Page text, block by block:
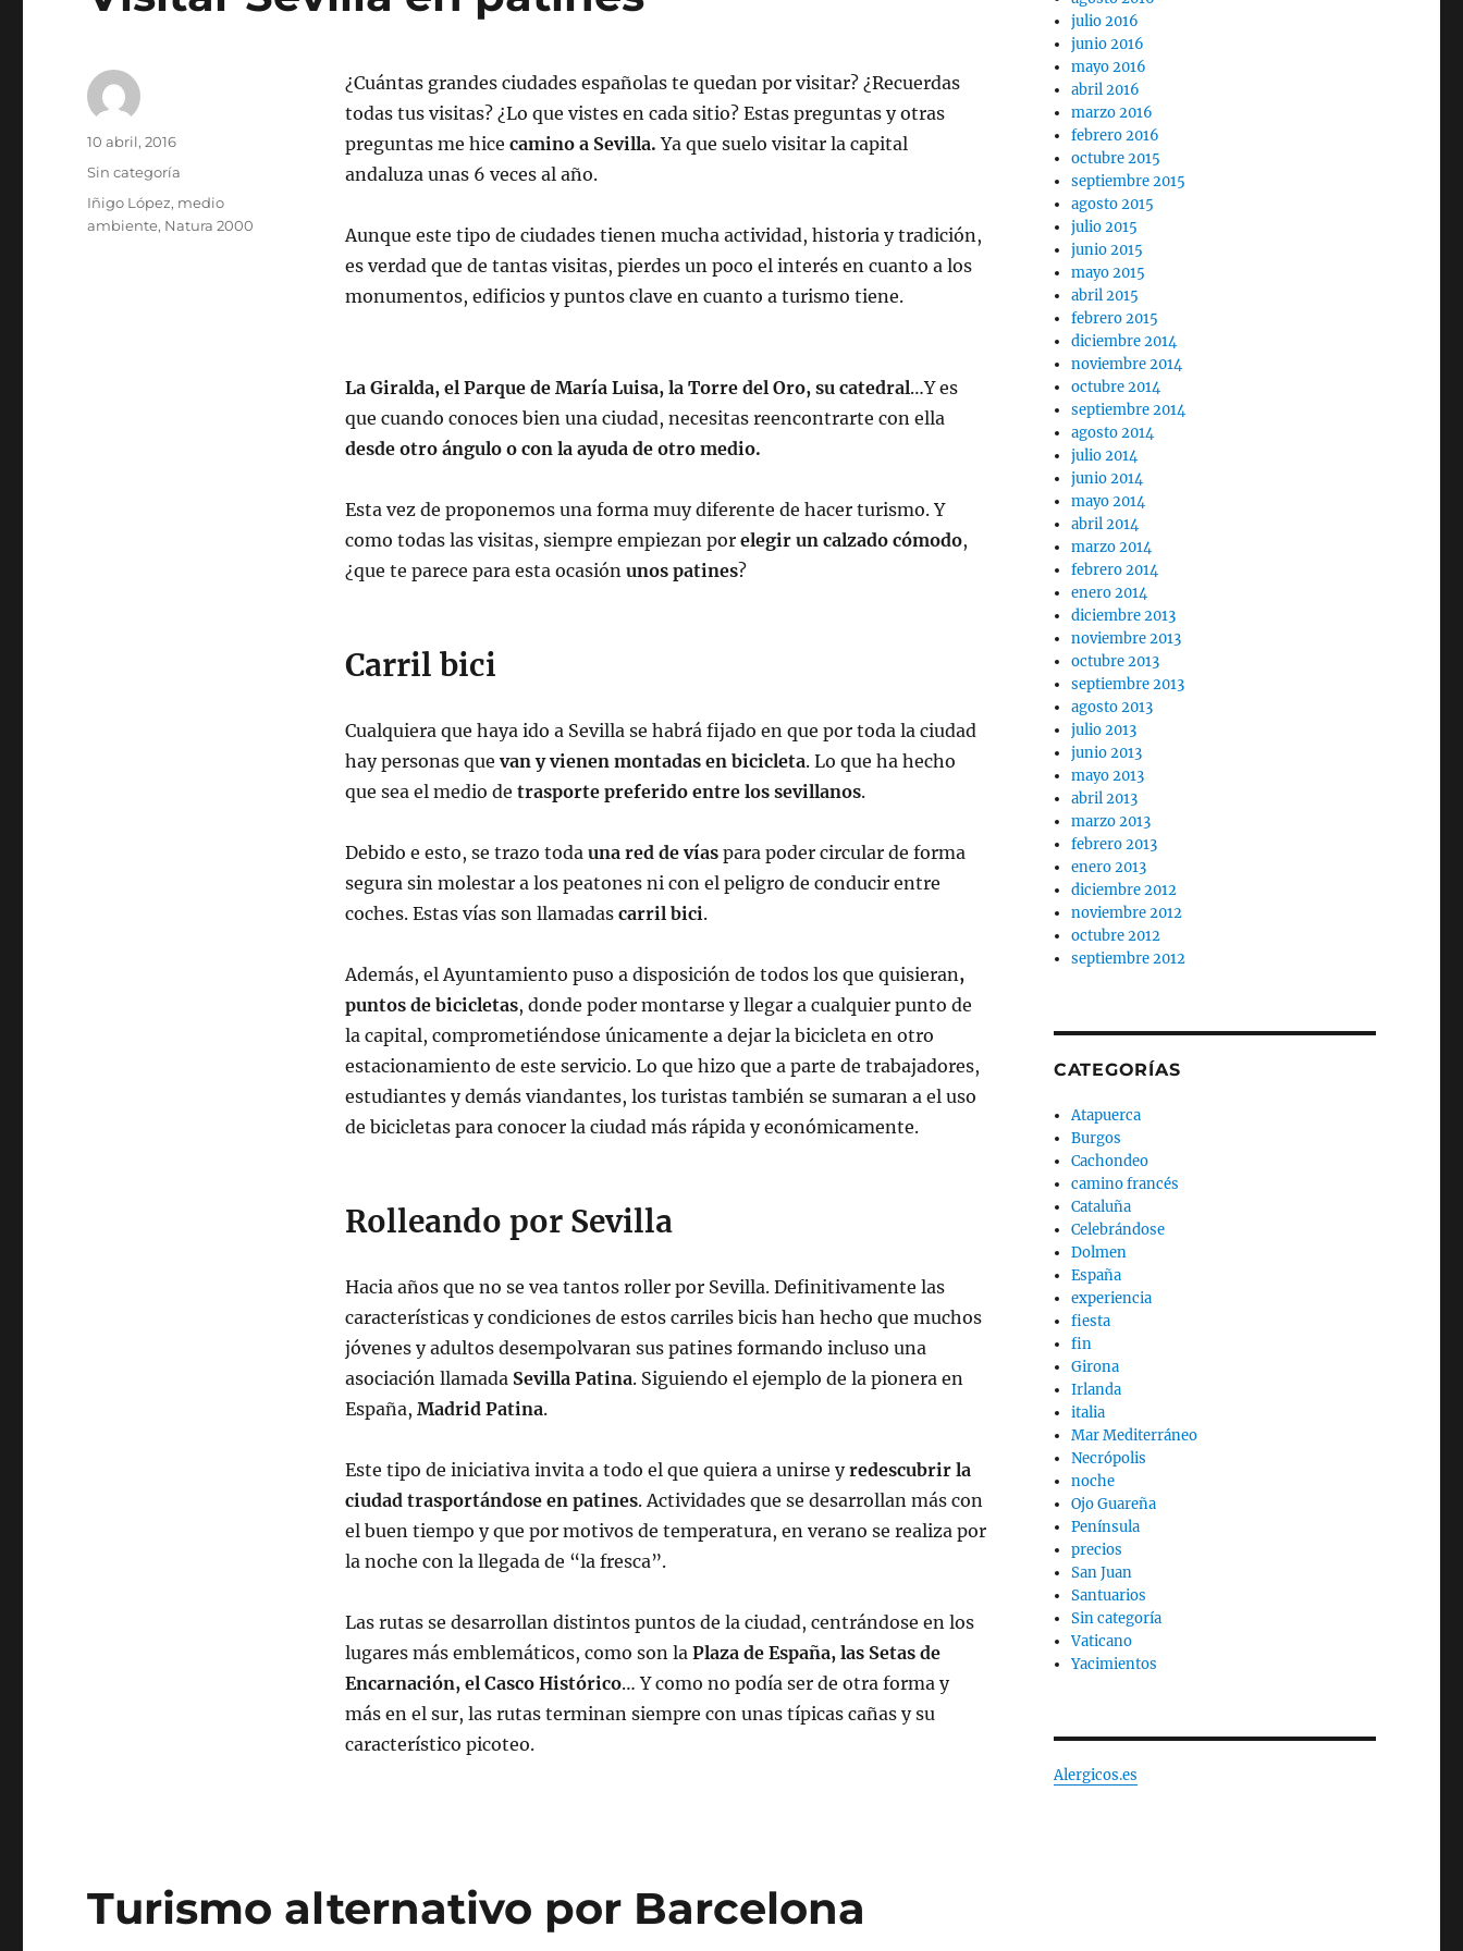
¿Cuántas grandes ciudades españolas te quedan por visitar? ¿Recuerdas
todas tus visitas? ¿Lo que vistes en cada sitio? Estas preguntas y otras
preguntas me hice camino a Sevilla. Ya que suelo visitar la capital
andaluza unas 6 veces al año.
Aunque este tipo de ciudades tienen mucha actividad, historia y tradición,
es verdad que de tantas visitas, pierdes un poco el interés en cuanto a los
monumentos, edificios y puntos clave en cuanto a turismo tiene.
La Giralda, el Parque de María Luisa, la Torre del Oro, su catedral…Y es
que cuando conoces bien una ciudad, necesitas reencontrarte con ella
desde otro ángulo o con la ayuda de otro medio.
Esta vez de proponemos una forma muy diferente de hacer turismo. Y
como todas las visitas, siempre empiezan por elegir un calzado cómodo,
¿que te parece para esta ocasión unos patines?
Carril bici
Cualquiera que haya ido a Sevilla se habrá fijado en que por toda la ciudad
hay personas que van y vienen montadas en bicicleta. Lo que ha hecho
que sea el medio de trasporte preferido entre los sevillanos.
Debido e esto, se trazo toda una red de víaspara poder circular de forma
segura sin molestar a los peatones ni con el peligro de conducir entre
coches. Estas vías son llamadas carril bici.
Además, el Ayuntamiento puso a disposición de todos los que quisieran,
puntos de bicicletas, donde poder montarse y llegar a cualquier punto de
la capital, comprometiéndose únicamente a dejar la bicicleta en otro
estacionamiento de este servicio. Lo que hizo que a parte de trabajadores,
estudiantes y demás viandantes, los turistas también se sumaran a el uso
de bicicletas para conocer la ciudad más rápida y económicamente.
Rolleando por Sevilla
Hacia años que no se vea tantos roller por Sevilla. Definitivamente las
características y condiciones de estos carriles bicis han hecho que muchos
jóvenes y adultos desempolvaran sus patines formando incluso una
asociación llamada Sevilla Patina. Siguiendo el ejemplo de la pionera en
España, Madrid Patina.
Este tipo de iniciativa invita a todo el que quiera a unirse yredescubrir la
ciudad trasportándose en patines. Actividades que se desarrollan más con
el buen tiempo y que por motivos de temperatura, en verano se realiza por
la noche con la llegada de “la fresca”.
Las rutas se desarrollan distintos puntos de la ciudad, centrándose en los
lugares más emblemáticos, como son la Plaza de España, las Setas de
Encarnación, el Casco Histórico… Y como no podía ser de otra forma y
más en el sur, las rutas terminan siempre con unas típicas cañas y su
característico picoteo.
Autor
Publicado
el
10 abril, 2016
Categorías
Sin categoría
Etiquetas
Iñigo López, medio
ambiente, Natura 2000
Turismo alternativo por Barcelona
julio 2016
junio 2016
mayo 2016
abril 2016
marzo 2016
febrero 2016
octubre 2015
septiembre 2015
agosto 2015
julio 2015
junio 2015
mayo 2015
abril 2015
febrero 2015
diciembre 2014
noviembre 2014
octubre 2014
septiembre 2014
agosto 2014
julio 2014
junio 2014
mayo 2014
abril 2014
marzo 2014
febrero 2014
enero 2014
diciembre 2013
noviembre 2013
octubre 2013
septiembre 2013
agosto 2013
julio 2013
junio 2013
mayo 2013
abril 2013
marzo 2013
febrero 2013
enero 2013
diciembre 2012
noviembre 2012
octubre 2012
septiembre 2012
CATEGORÍAS
Atapuerca
Burgos
Cachondeo
camino francés
Cataluña
Celebrándose
Dolmen
España
experiencia
fiesta
fin
Girona
Irlanda
italia
Mar Mediterráneo
Necrópolis
noche
Ojo Guareña
Península
precios
San Juan
Santuarios
Sin categoría
Vaticano
Yacimientos
Alergicos.es